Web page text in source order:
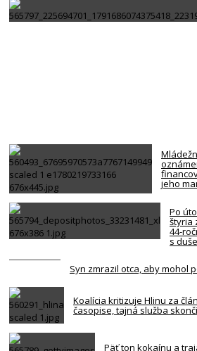
jeho
Po
štyria
44-
s
Syn zmrazil otca, aby mohol
Koalícia kritizuje Hlinu za
časopise, tajná služba
Päť ton kokaínu a